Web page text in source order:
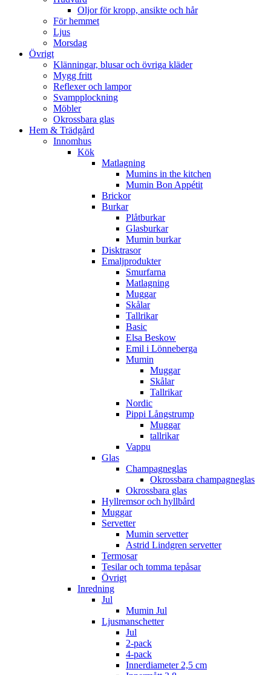
Oljor för kropp, ansikte och hår
För hemmet
Ljus
Morsdag
Övrigt
Klänningar, blusar och övriga kläder
Mygg fritt
Reflexer och lampor
Svampplockning
Möbler
Okrossbara glas
Hem & Trädgård
Innomhus
Kök
Matlagning
Mumins in the kitchen
Mumin Bon Appétit
Brickor
Burkar
Plåtburkar
Glasburkar
Mumin burkar
Disktrasor
Emaljprodukter
Smurfarna
Matlagning
Muggar
Skålar
Tallrikar
Basic
Elsa Beskow
Emil i Lönneberga
Mumin
Muggar
Skålar
Tallrikar
Nordic
Pippi Långstrump
Muggar
tallrikar
Vappu
Glas
Champagneglas
Okrossbara champagneglas
Okrossbara glas
Hyllremsor och hyllbård
Muggar
Servetter
Mumin servetter
Astrid Lindgren servetter
Termosar
Tesilar och tomma tepåsar
Övrigt
Inredning
Jul
Mumin Jul
Ljusmanschetter
Jul
2-pack
4-pack
Innerdiameter 2,5 cm